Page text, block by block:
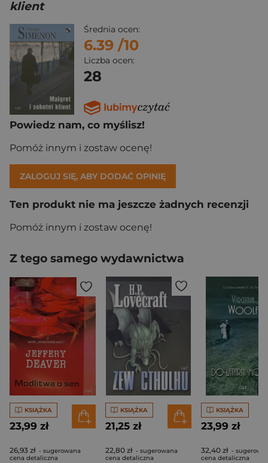
klient
Średnia ocen:
6.39 /10
Liczba ocen:
28
Powiedz nam, co myślisz!
Pomóż innym i zostaw ocenę!
ZALOGUJ SIĘ, ABY DODAĆ OPINIĘ
Ten produkt nie ma jeszcze żadnych recenzji
Pomóż innym i zostaw ocenę!
Z tego samego wydawnictwa
KSIĄŻKA
23,99 zł
26,93 zł - sugerowana
cena detaliczna
KSIĄŻKA
21,25 zł
22,80 zł - sugerowana
cena detaliczna
KSIĄŻKA
23,99 zł
32,40 zł -
cena detaliczna